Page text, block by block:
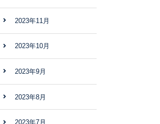
2023年11月
2023年10月
2023年9月
2023年8月
2023年7月